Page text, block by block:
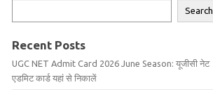
Search
Recent Posts
UGC NET Admit Card 2026 June Season: यूजीसी नेट
एडमिट कार्ड यहां से निकालें